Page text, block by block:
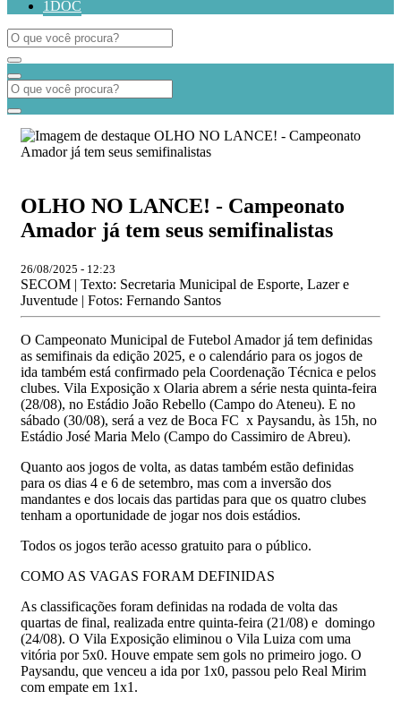
1DOC
OLHO NO LANCE! - Campeonato
Amador já tem seus semifinalistas
26/08/2025 - 12:23
SECOM | Texto: Secretaria Municipal de Esporte, Lazer e
Juventude | Fotos: Fernando Santos
O Campeonato Municipal de Futebol Amador já tem definidas
as semifinais da edição 2025, e o calendário para os jogos de
ida também está confirmado pela Coordenação Técnica e pelos
clubes. Vila Exposição x Olaria abrem a série nesta quinta-feira
(28/08), no Estádio João Rebello (Campo do Ateneu). E no
sábado (30/08), será a vez de Boca FC x Paysandu, às 15h, no
Estádio José Maria Melo (Campo do Cassimiro de Abreu).
Quanto aos jogos de volta, as datas também estão definidas
para os dias 4 e 6 de setembro, mas com a inversão dos
mandantes e dos locais das partidas para que os quatro clubes
tenham a oportunidade de jogar nos dois estádios.
Todos os jogos terão acesso gratuito para o público.
COMO AS VAGAS FORAM DEFINIDAS
As classificações foram definidas na rodada de volta das
quartas de final, realizada entre quinta-feira (21/08) e domingo
(24/08). O Vila Exposição eliminou o Vila Luiza com uma
vitória por 5x0. Houve empate sem gols no primeiro jogo. O
Paysandu, que venceu a ida por 1x0, passou pelo Real Mirim
com empate em 1x1.